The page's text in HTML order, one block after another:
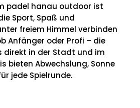
padel hanau outdoor ist
Sport, Spaß und
freiem Himmel verbinden
Anfänger oder Profi – die
direkt in der Stadt und im
bieten Abwechslung, Sonne
jede Spielrunde.